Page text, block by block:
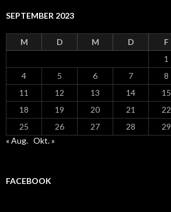
SEPTEMBER 2023
M D M D F
1
4
5 6 7 8
11
12 13 14 15
18
19 20 21 22
25
26 27 28 29
« Aug. Okt. »
FACEBOOK